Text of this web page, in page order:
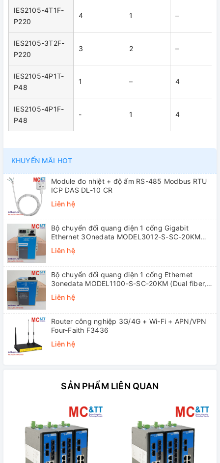
IES2105-4T1F-
P220
4 1 –
IES2105-3T2F-
P220
3 2 –
IES2105-4P1T-
P48
1 – 4
IES2105-4P1F-
P48
- 1 4
KHUYẾN MÃI HOT
Module đo nhiệt + độ ẩm RS-485 Modbus RTU
ICP DAS DL-10 CR
Liên hệ
Bộ chuyển đổi quang điện 1 cổng Gigabit
Ethernet 3Onedata MODEL3012-S-SC-20KM
Liên hệ
Bộ chuyển đổi quang điện 1 cổng Ethernet
3onedata MODEL1100-S-SC-20KM (Dual fiber,
Liên hệ
Router công nghiệp 3G/4G + Wi-Fi + APN/VPN
Four-Faith F3436
Liên hệ
SẢN PHẨM LIÊN QUAN